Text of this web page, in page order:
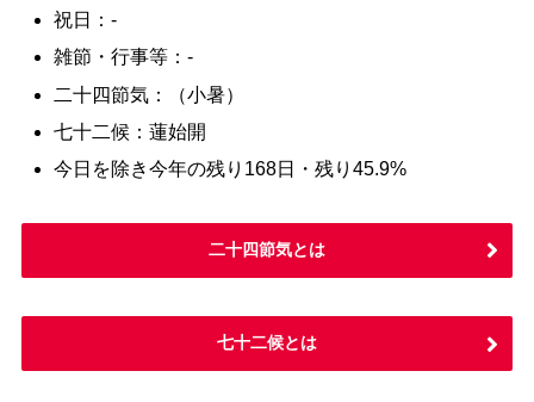
祝日：-
雑節・行事等：-
二十四節気：（小暑）
七十二候：蓮始開
今日を除き今年の残り168日・残り45.9%
二十四節気とは
七十二候とは